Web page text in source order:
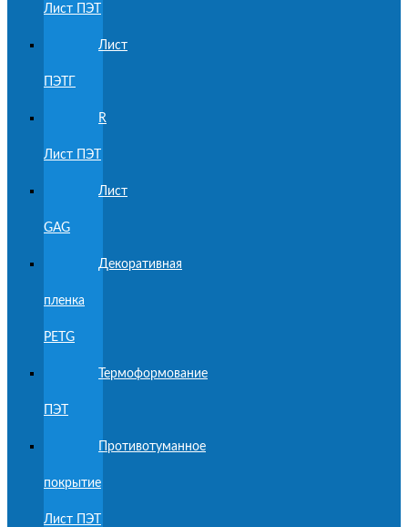
Лист ПЭТ
Лист
ПЭТГ
R
Лист ПЭТ
Лист
GAG
Декоративная
пленка
PETG
Термоформование
ПЭТ
Противотуманное
покрытие
Лист ПЭТ